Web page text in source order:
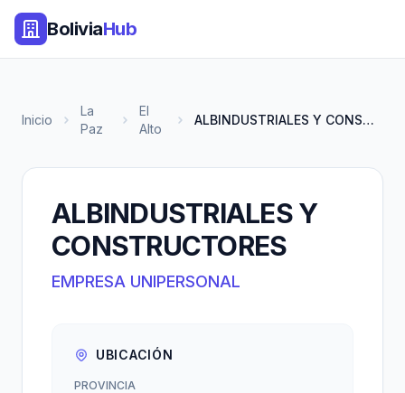
BoliviaHub
Inicio
La
Paz
El
Alto
ALBINDUSTRIALES Y CONSTRUCTORE...
ALBINDUSTRIALES Y
CONSTRUCTORES
EMPRESA UNIPERSONAL
UBICACIÓN
PROVINCIA